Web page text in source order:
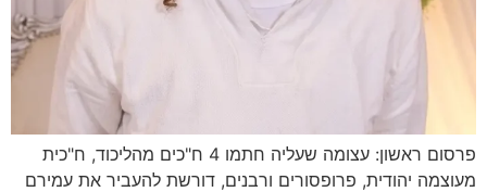
פרסום ראשון: עצומה שעליה חתמו 4 ח"כים מהליכוד, ח"כית
מעוצמה יהודית, פרופסורים ורבנים, דורשת להעביר את עמירם